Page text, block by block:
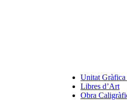
Unitat Gràfica
Libres d’Art
Obra